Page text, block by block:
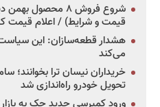
قیمت و شرایط) / اعلام قیمت کامیونت
هشدار قطعه‌سازان: این سیاست،
می‌کند
خریداران نیسان ترا بخوانند؛
تحویل خودرو راه‌اندازی شد